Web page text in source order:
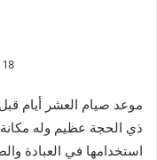
18 يونيو، 2023
موعد صيام العشر أيام
ذي الحجة عظيم وله
استخدامها في العبادة